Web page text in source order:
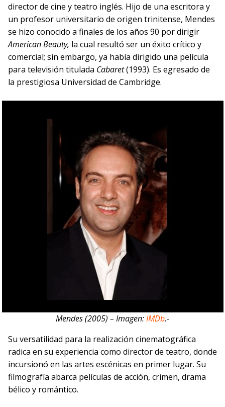
director de cine y teatro inglés. Hijo de una escritora y
un profesor universitario de origen trinitense, Mendes
se hizo conocido a finales de los años 90 por dirigir
American Beauty, la cual resultó ser un éxito crítico y
comercial; sin embargo, ya había dirigido una película
para televisión titulada Cabaret(1993). Es egresado de
la prestigiosa Universidad de Cambridge.
Mendes (2005) – Imagen:IMDb.-
Su versatilidad para la realización cinematográfica
radica en su experiencia como director de teatro, donde
incursionó en las artes escénicas en primer lugar. Su
filmografía abarca películas de acción, crimen, drama
bélico y romántico.